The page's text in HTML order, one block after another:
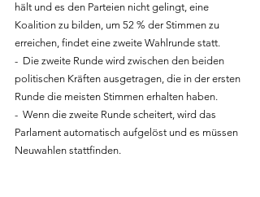
hält und es den Parteien nicht gelingt, eine
Koalition zu bilden, um 52 % der Stimmen zu
erreichen, findet eine zweite Wahlrunde statt.
-  Die zweite Runde wird zwischen den beiden
politischen Kräften ausgetragen, die in der ersten
Runde die meisten Stimmen erhalten haben.
-  Wenn die zweite Runde scheitert, wird das
Parlament automatisch aufgelöst und es müssen
Neuwahlen stattfinden.